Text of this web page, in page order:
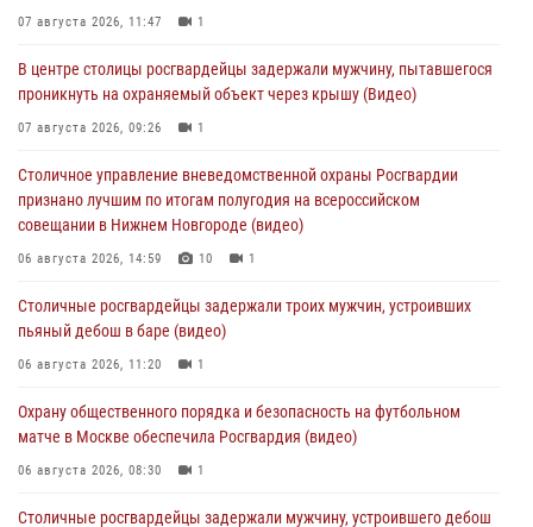
07 августа 2026, 11:47 1
В центре столицы росгвардейцы задержали мужчину, пытавшегося
проникнуть на охраняемый объект через крышу (Видео)
07 августа 2026, 09:26 1
Столичное управление вневедомственной охраны Росгвардии
признано лучшим по итогам полугодия на всероссийском
совещании в Нижнем Новгороде (видео)
06 августа 2026, 14:59 10 1
Столичные росгвардейцы задержали троих мужчин, устроивших
пьяный дебош в баре (видео)
06 августа 2026, 11:20 1
Охрану общественного порядка и безопасность на футбольном
матче в Москве обеспечила Росгвардия (видео)
06 августа 2026, 08:30 1
Столичные росгвардейцы задержали мужчину, устроившего дебош